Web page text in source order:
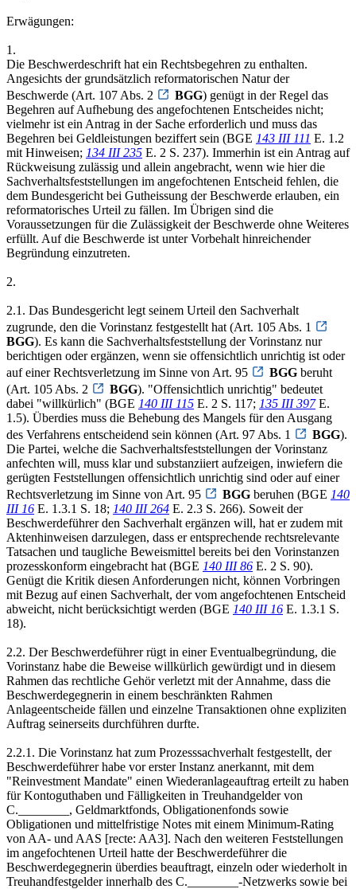
Erwägungen:
1.
Die Beschwerdeschrift hat ein Rechtsbegehren zu enthalten.
Angesichts der grundsätzlich reformatorischen Natur der
Beschwerde (Art. 107 Abs. 2
BGG) genügt in der Regel das
Begehren auf Aufhebung des angefochtenen Entscheides nicht;
vielmehr ist ein Antrag in der Sache erforderlich und muss das
Begehren bei Geldleistungen beziffert sein (BGE 143 III 111 E. 1.2
mit Hinweisen; 134 III 235 E. 2 S. 237). Immerhin ist ein Antrag auf
Rückweisung zulässig und allein angebracht, wenn wie hier die
Sachverhaltsfeststellungen im angefochtenen Entscheid fehlen, die
dem Bundesgericht bei Gutheissung der Beschwerde erlauben, ein
reformatorisches Urteil zu fällen. Im Übrigen sind die
Voraussetzungen für die Zulässigkeit der Beschwerde ohne Weiteres
erfüllt. Auf die Beschwerde ist unter Vorbehalt hinreichender
Begründung einzutreten.
2.
2.1. Das Bundesgericht legt seinem Urteil den Sachverhalt
zugrunde, den die Vorinstanz festgestellt hat (Art. 105 Abs. 1
BGG). Es kann die Sachverhaltsfeststellung der Vorinstanz nur
berichtigen oder ergänzen, wenn sie offensichtlich unrichtig ist oder
auf einer Rechtsverletzung im Sinne von Art. 95
BGG beruht
(Art. 105 Abs. 2
BGG). "Offensichtlich unrichtig" bedeutet
dabei "willkürlich" (BGE 140 III 115 E. 2 S. 117; 135 III 397E.
1.5). Überdies muss die Behebung des Mangels für den Ausgang
des Verfahrens entscheidend sein können (Art. 97 Abs. 1
BGG).
Die Partei, welche die Sachverhaltsfeststellungen der Vorinstanz
anfechten will, muss klar und substanziiert aufzeigen, inwiefern die
gerügten Feststellungen offensichtlich unrichtig sind oder auf einer
Rechtsverletzung im Sinne von Art. 95
BGG beruhen (BGE 140
III 16 E. 1.3.1 S. 18; 140 III 264 E. 2.3 S. 266). Soweit der
Beschwerdeführer den Sachverhalt ergänzen will, hat er zudem mit
Aktenhinweisen darzulegen, dass er entsprechende rechtsrelevante
Tatsachen und taugliche Beweismittel bereits bei den Vorinstanzen
prozesskonform eingebracht hat (BGE 140 III 86 E. 2 S. 90).
Genügt die Kritik diesen Anforderungen nicht, können Vorbringen
mit Bezug auf einen Sachverhalt, der vom angefochtenen Entscheid
abweicht, nicht berücksichtigt werden (BGE 140 III 16 E. 1.3.1 S.
18).
2.2. Der Beschwerdeführer rügt in einer Eventualbegründung, die
Vorinstanz habe die Beweise willkürlich gewürdigt und in diesem
Rahmen das rechtliche Gehör verletzt mit der Annahme, dass die
Beschwerdegegnerin in einem beschränkten Rahmen
Anlageentscheide fällen und einzelne Transaktionen ohne expliziten
Auftrag seinerseits durchführen durfte.
2.2.1. Die Vorinstanz hat zum Prozesssachverhalt festgestellt, der
Beschwerdeführer habe vor erster Instanz anerkannt, mit dem
"Reinvestment Mandate" einen Wiederanlageauftrag erteilt zu haben
für Kontoguthaben und Fälligkeiten in Treuhandgelder von
C.________, Geldmarktfonds, Obligationenfonds sowie
Obligationen und mittelfristige Notes mit einem Minimum-Rating
von AA- und AAS [recte: AA3]. Nach den weiteren Feststellungen
im angefochtenen Urteil hatte der Beschwerdeführer die
Beschwerdegegnerin überdies beauftragt, einzeln oder wiederholt in
Treuhandfestgelder innerhalb des C.________-Netzwerks sowie bei